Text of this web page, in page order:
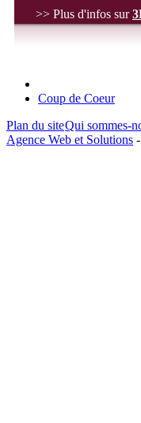
>> Plus d'infos sur
Coup de Coeur
Plan du siteQui sommes-
Agence Web et Solutions -